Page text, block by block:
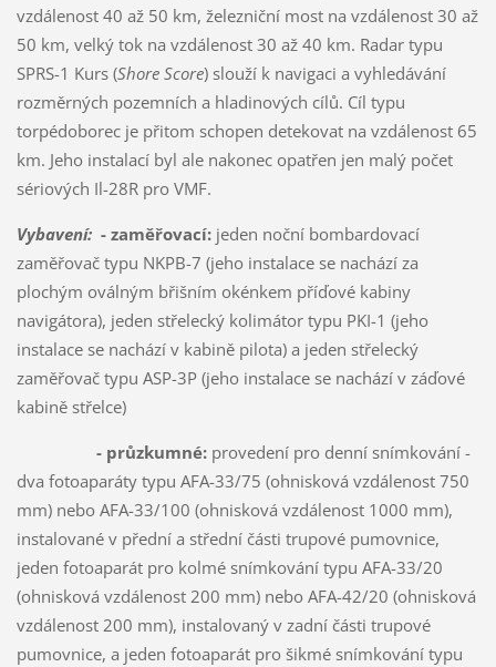
vzdálenost 40 až 50 km, železniční most na vzdálenost 30 až
50 km, velký tok na vzdálenost 30 až 40 km. Radar typu
SPRS-1 Kurs (Shore Score) slouží k navigaci a vyhledávání
rozměrných pozemních a hladinových cílů. Cíl typu
torpédoborec je přitom schopen detekovat na vzdálenost 65
km. Jeho instalací byl ale nakonec opatřen jen malý počet
sériových Il-28R pro VMF.
Vybavení: - zaměřovací:jeden noční bombardovací
zaměřovač typu NKPB-7 (jeho instalace se nachází za
plochým oválným břišním okénkem příďové kabiny
navigátora), jeden střelecký kolimátor typu PKI-1 (jeho
instalace se nachází v kabině pilota) a jeden střelecký
zaměřovač typu ASP-3P (jeho instalace se nachází v záďové
kabině střelce)
- průzkumné:provedení pro denní snímkování -
dva fotoaparáty typu AFA-33/75 (ohnisková vzdálenost 750
mm) nebo AFA-33/100 (ohnisková vzdálenost 1000 mm),
instalované v přední a střední části trupové pumovnice,
jeden fotoaparát pro kolmé snímkování typu AFA-33/20
(ohnisková vzdálenost 200 mm) nebo AFA-42/20 (ohnisková
vzdálenost 200 mm), instalovaný v zadní části trupové
pumovnice, a jeden fotoaparát pro šikmé snímkování typu